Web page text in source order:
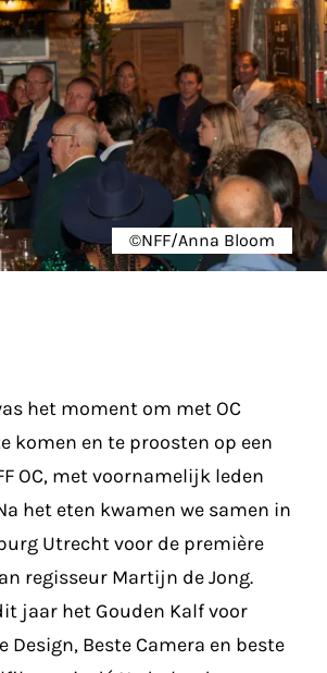
©NFF/Anna Bloom
het moment om met OC
komen en te proosten op een
OC, met voornamelijk leden
het eten kwamen we samen in
Utrecht voor de première
regisseur Martijn de Jong.
jaar het Gouden Kalf voor
Design, Beste Camera en beste